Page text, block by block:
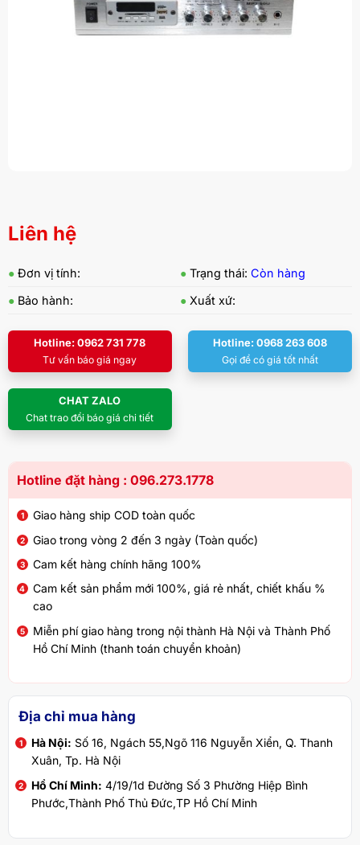
Liên hệ
● Đơn vị tính: ● Trạng thái: Còn hàng
● Bảo hành: ● Xuất xứ:
Hotline: 0962 731 778
Tư vấn báo giá ngay
Hotline: 0968 263 608
Gọi để có giá tốt nhất
CHAT ZALO
Chat trao đổi báo giá chi tiết
Hotline đặt hàng : 096.273.1778
Giao hàng ship COD toàn quốc
Giao trong vòng 2 đến 3 ngày (Toàn quốc)
Cam kết hàng chính hãng 100%
Cam kết sản phẩm mới 100%, giá rẻ nhất, chiết khấu %
cao
Miễn phí giao hàng trong nội thành Hà Nội và Thành Phố
Hồ Chí Minh (thanh toán chuyển khoản)
Địa chỉ mua hàng
Hà Nội: Số 16, Ngách 55,Ngõ 116 Nguyễn Xiển, Q. Thanh
Xuân, Tp. Hà Nội
Hồ Chí Minh: 4/19/1d Đường Số 3 Phường Hiệp Bình
Phước,Thành Phố Thủ Đức,TP Hồ Chí Minh